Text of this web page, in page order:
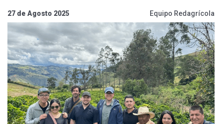
27 de Agosto 2025 Equipo Redagrícola